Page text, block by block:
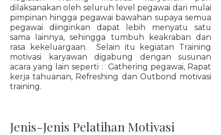
dilaksanakan oleh seluruh level pegawai dari mulai
pimpinan hingga pegawai bawahan supaya semua
pegawai diinginkan dapat lebih menyatu satu
sama lainnya, sehingga tumbuh keakraban dan
rasa kekeluargaan. Selain itu kegiatan Training
motivasi karyawan digabung dengan susunan
acara yang lain seperti : Gathering pegawai, Rapat
kerja tahuanan, Refreshing dan Outbond motivasi
training.
Jenis-Jenis Pelatihan Motivasi